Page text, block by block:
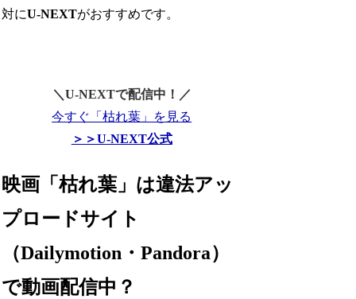
対にU-NEXTがおすすめです。
＼U-NEXTで配信中！／
今すぐ「枯れ葉」を見る
＞＞U-NEXT公式
映画「枯れ葉」は違法アッ
プロードサイト
（Dailymotion・Pandora）
で動画配信中？